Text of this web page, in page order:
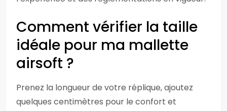
Comment vérifier la taille
idéale pour ma mallette
airsoft ?
Prenez la longueur de votre réplique, ajoutez
quelques centimètres pour le confort et